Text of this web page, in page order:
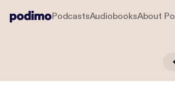
PodcastsAudiobooksAbout